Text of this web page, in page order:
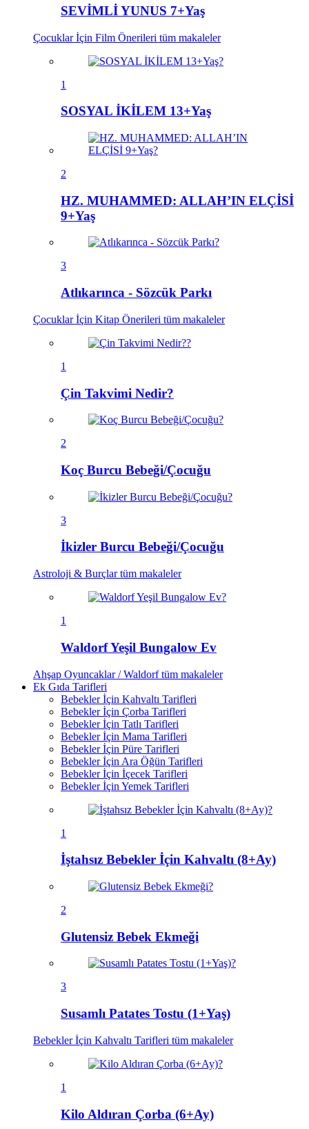
SEVİMLİ YUNUS 7+Yaş
Çocuklar İçin Film Önerileri tüm makaleler
1
SOSYAL İKİLEM 13+Yaş
2
HZ. MUHAMMED: ALLAH’IN ELÇİSİ
9+Yaş
3
Atlıkarınca - Sözcük Parkı
Çocuklar İçin Kitap Önerileri tüm makaleler
1
Çin Takvimi Nedir?
2
Koç Burcu Bebeği/Çocuğu
3
İkizler Burcu Bebeği/Çocuğu
Astroloji & Burçlartüm makaleler
1
Waldorf Yeşil Bungalow Ev
Ahşap Oyuncaklar / Waldorftüm makaleler
Ek Gıda Tarifleri
Bebekler İçin Kahvaltı Tarifleri
Bebekler İçin Çorba Tarifleri
Bebekler İçin Tatlı Tarifleri
Bebekler İçin Mama Tarifleri
Bebekler İçin Püre Tarifleri
Bebekler İçin Ara Öğün Tarifleri
Bebekler İçin İçecek Tarifleri
Bebekler İçin Yemek Tarifleri
1
İştahsız Bebekler İçin Kahvaltı (8+Ay)
2
Glutensiz Bebek Ekmeği
3
Susamlı Patates Tostu (1+Yaş)
Bebekler İçin Kahvaltı Tarifleri tüm makaleler
1
Kilo Aldıran Çorba (6+Ay)